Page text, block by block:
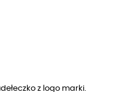
z logo marki.